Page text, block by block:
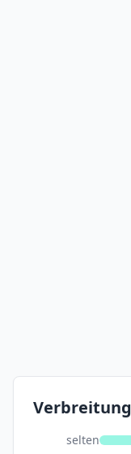
Verbreitung
selten